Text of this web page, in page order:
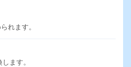
れます。
ます。